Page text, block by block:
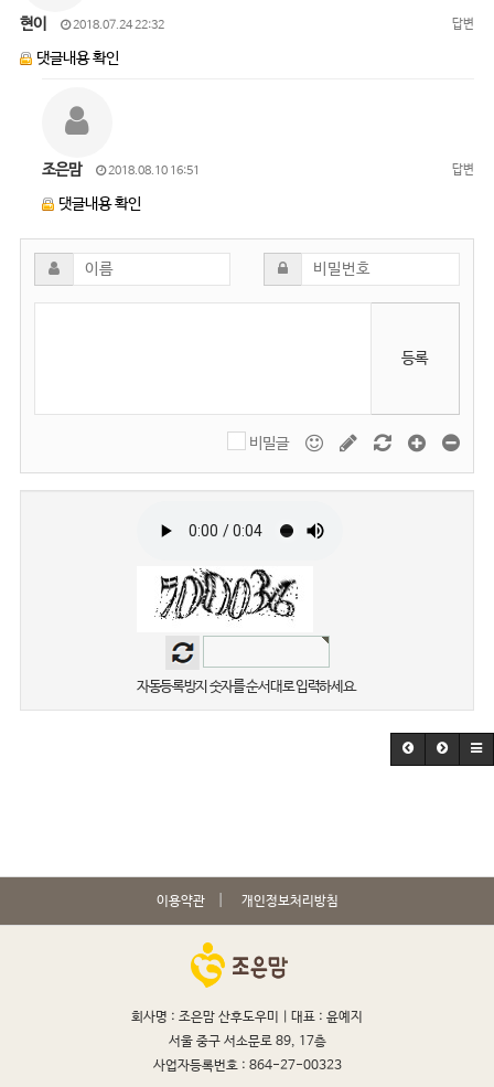
현이 2018.07.24 22:32 답변
댓글내용 확인
조은맘 2018.08.10 16:51 답변
댓글내용 확인
등록
비밀글
자동등록방지 숫자를 순서대로 입력하세요.
이용약관 개인정보처리방침
회사명 : 조은맘 산후도우미 | 대표 : 윤예지
서울 중구 서소문로 89, 17층
사업자등록번호 : 864-27-00323